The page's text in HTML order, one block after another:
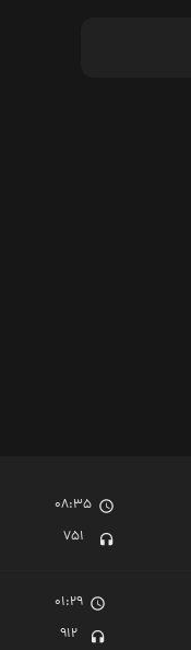
08:35
751
01:29
912